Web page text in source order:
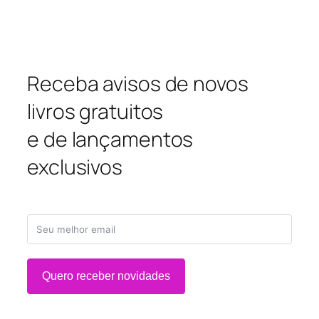
Receba avisos de novos
livros gratuitos
e de lançamentos
exclusivos
Quero receber novidades